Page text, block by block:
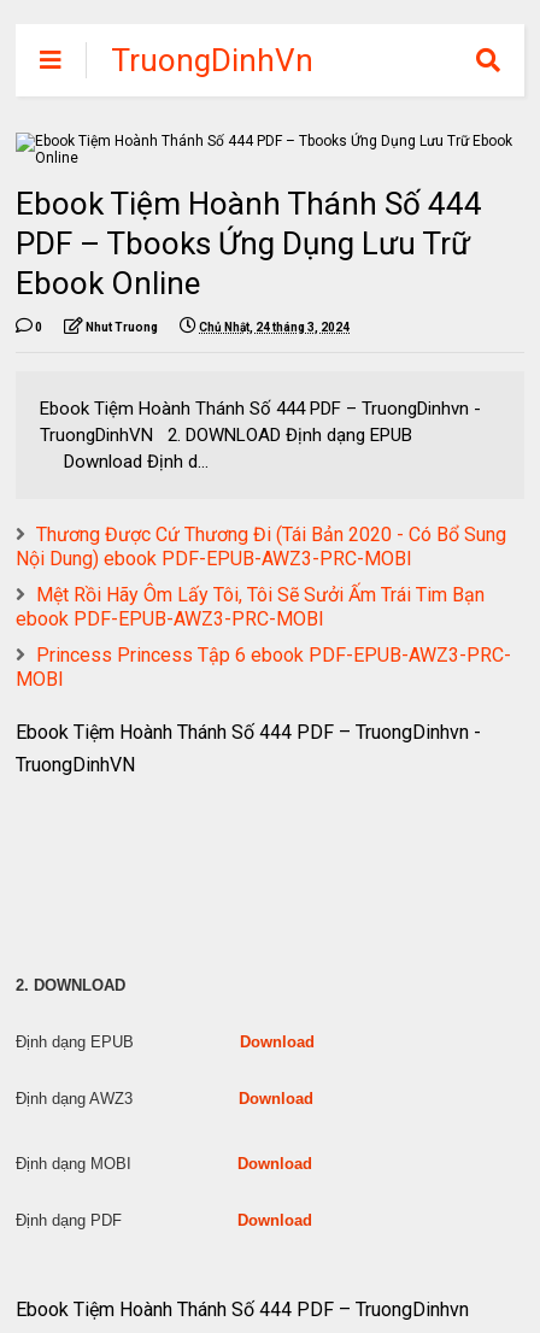
TruongDinhVn
Chia sẽ ebook,
các khóa học,
tập miễn phí
Ebook Tiệm Hoành Thánh Số 444
PDF – Tbooks Ứng Dụng Lưu Trữ
Ebook Online
0 Nhut Truong Chủ Nhật, 24 tháng 3, 2024
Ebook Tiệm Hoành Thánh Số 444 PDF – TruongDinhvn -
TruongDinhVN 2. DOWNLOAD Định dạng EPUB
Download Định d...
Thương Được Cứ Thương Đi (Tái Bản 2020 - Có Bổ Sung
Nội Dung) ebook PDF-EPUB-AWZ3-PRC-MOBI
Mệt Rồi Hãy Ôm Lấy Tôi, Tôi Sẽ Sưởi Ấm Trái Tim Bạn
ebook PDF-EPUB-AWZ3-PRC-MOBI
Princess Princess Tập 6 ebook PDF-EPUB-AWZ3-PRC-
MOBI
Ebook Tiệm Hoành Thánh Số 444 PDF – TruongDinhvn -
TruongDinhVN
2. DOWNLOAD
Định dạng EPUB Download
Định dạng AWZ3 Download
Định dạng MOBI Download
Định dạng PDF Download
Ebook Tiệm Hoành Thánh Số 444 PDF – TruongDinhvn